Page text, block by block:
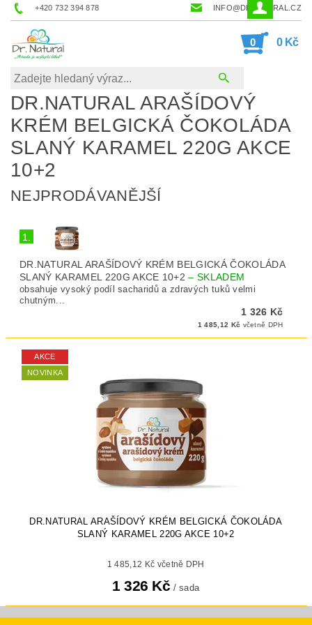
+420 732 394 878 INFO@DRNATURAL.CZ
0 0 Kč
DR.NATURAL ARAŠÍDOVÝ
KRÉM BELGICKÁ ČOKOLÁDA
SLANÝ KARAMEL 220G AKCE
10+2
NEJPRODÁVANĚJŠÍ
1.
DR.NATURAL ARAŠÍDOVÝ KRÉM BELGICKÁ ČOKOLÁDA
SLANÝ KARAMEL 220G AKCE 10+2–SKLADEM
obsahuje vysoký podíl sacharidů a zdravých tuků velmi
chutným...
1 326 Kč
1 485,12 Kč včetně DPH
AKCE
NOVINKA
DR.NATURAL ARAŠÍDOVÝ KRÉM BELGICKÁ ČOKOLÁDA
SLANÝ KARAMEL 220G AKCE 10+2
1 485,12 Kč včetně DPH
1 326 Kč / sada